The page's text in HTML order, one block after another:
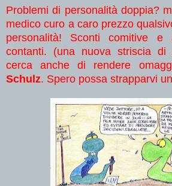
Problemi di personalità doppia?
medico curo a caro prezzo
personalità! Sconti comitive e
contanti. (una nuova striscia di
cerca anche di rendere
Schulz. Spero possa strapparvi